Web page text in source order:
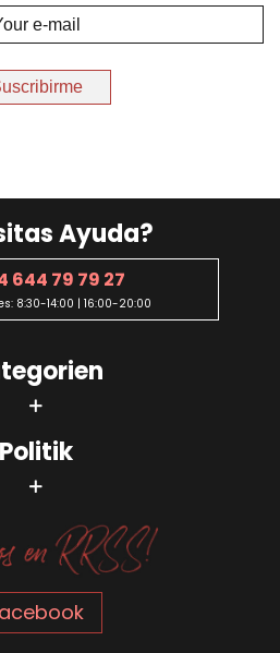
Ayuda?
644 79 79 27
8:30-14:00 | 16:00-20:00
Politik